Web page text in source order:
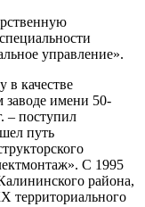
управление».
в качестве
имени 50-
– поступил
путь
С 1995
района,
территориального